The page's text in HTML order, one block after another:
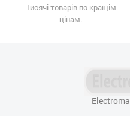
Тисячі товарів по кращім
цінам.